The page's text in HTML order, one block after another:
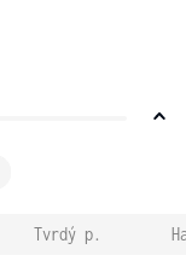
Tvrdý p.